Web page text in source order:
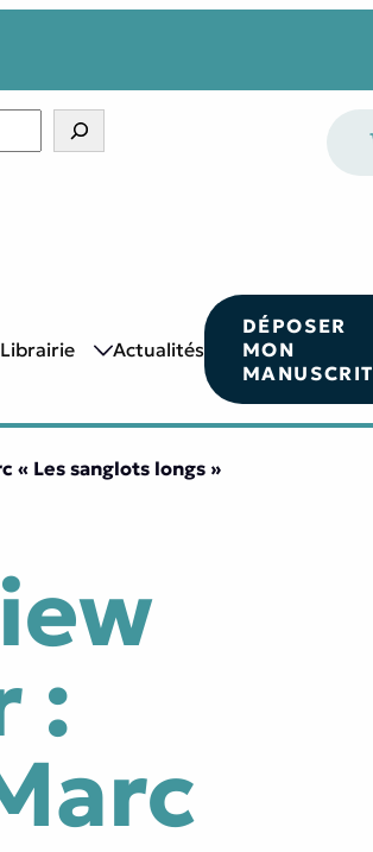
Librairie
Littérature générale
Actualités
DÉPOSER
MON
MANUSCRIT
« Les sanglots longs »
: